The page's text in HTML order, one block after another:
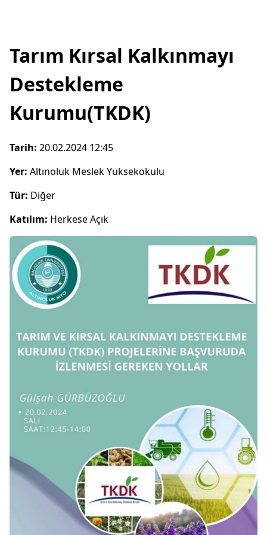
Tarım Kırsal Kalkınmayı
Destekleme
Kurumu(TKDK)
Tarih: 20.02.2024 12:45
Yer: Altınoluk Meslek Yüksekokulu
Tür: Diğer
Katılım: Herkese Açık